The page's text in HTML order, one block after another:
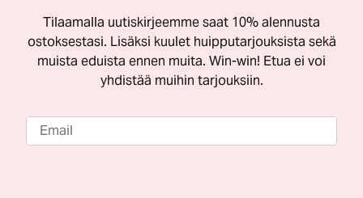
Tilaamalla uutiskirjeemme saat 10% alennusta
ostoksestasi. Lisäksi kuulet huipputarjouksista sekä
muista eduista ennen muita. Win-win! Etua ei voi
yhdistää muihin tarjouksiin.